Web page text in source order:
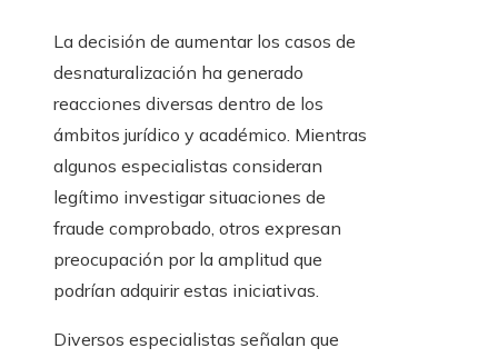
La decisión de aumentar los casos de
desnaturalización ha generado
reacciones diversas dentro de los
ámbitos jurídico y académico. Mientras
algunos especialistas consideran
legítimo investigar situaciones de
fraude comprobado, otros expresan
preocupación por la amplitud que
podrían adquirir estas iniciativas.
Diversos especialistas señalan que